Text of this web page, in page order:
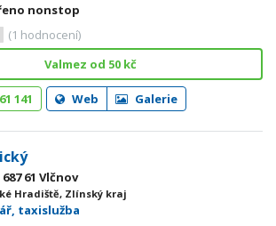
nonstop
(1 hodnocení)
Valmez od 50 kč
141 Web Galerie
61 Vlčnov
Hradiště, Zlínský kraj
taxislužba